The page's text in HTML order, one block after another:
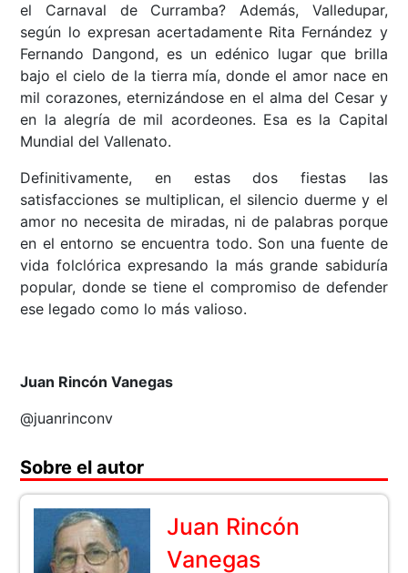
el Carnaval de Curramba? Además, Valledupar,
según lo expresan acertadamente Rita Fernández y
Fernando Dangond, es un edénico lugar que brilla
bajo el cielo de la tierra mía, donde el amor nace en
mil corazones, eternizándose en el alma del Cesar y
en la alegría de mil acordeones. Esa es la Capital
Mundial del Vallenato.
Definitivamente, en estas dos fiestas las
satisfacciones se multiplican, el silencio duerme y el
amor no necesita de miradas, ni de palabras porque
en el entorno se encuentra todo. Son una fuente de
vida folclórica expresando la más grande sabiduría
popular, donde se tiene el compromiso de defender
ese legado como lo más valioso.
Juan Rincón Vanegas
@juanrinconv
Sobre el autor
Juan Rincón
Vanegas